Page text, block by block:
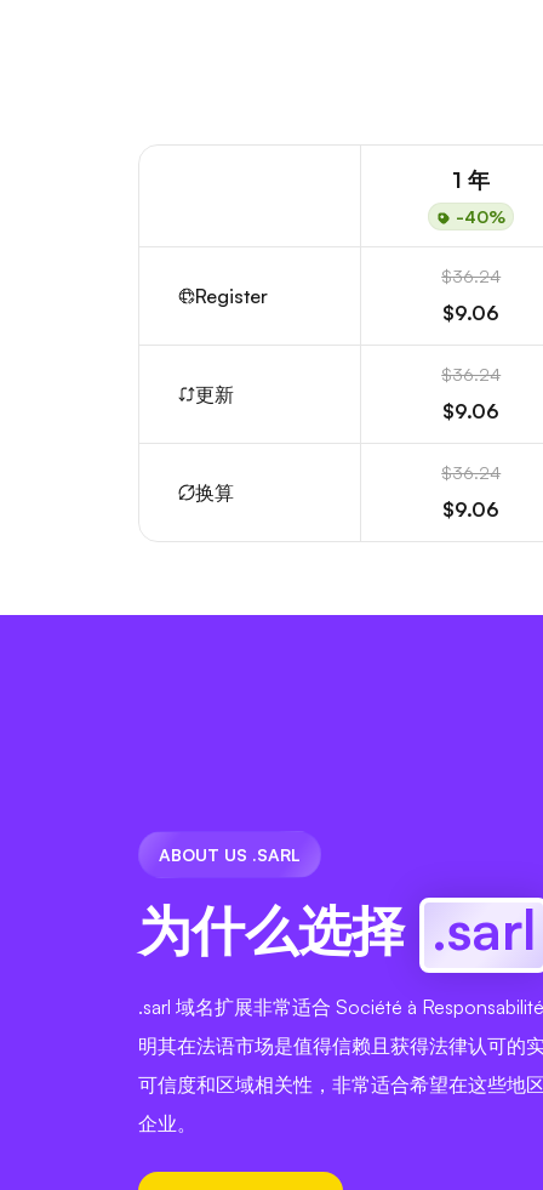
1 年
-40%
Register
$36.24
$9.06
更新
$36.24
$9.06
换算
$36.24
$9.06
ABOUT US .SARL
为什么选择 .sarl
.sarl 域名扩展非常适合 Société à
明其在法语市场是值得信赖且获得法律认可的
可信度和区域相关性，非常适合希望在这些地
企业。